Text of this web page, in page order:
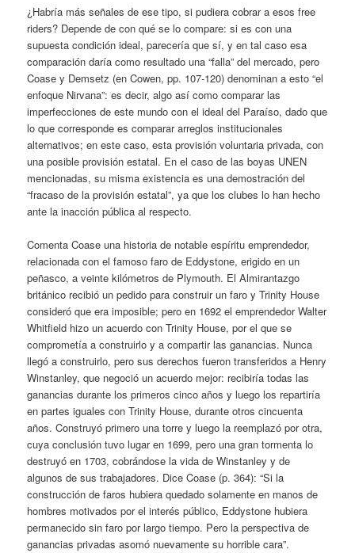
¿Habría más señales de ese tipo, si pudiera cobrar a esos free
riders? Depende de con qué se lo compare: si es con una
supuesta condición ideal, parecería que sí, y en tal caso esa
comparación daría como resultado una “falla” del mercado, pero
Coase y Demsetz (en Cowen, pp. 107-120) denominan a esto “el
enfoque Nirvana”: es decir, algo así como comparar las
imperfecciones de este mundo con el ideal del Paraíso, dado que
lo que corresponde es comparar arreglos institucionales
alternativos; en este caso, esta provisión voluntaria privada, con
una posible provisión estatal. En el caso de las boyas UNEN
mencionadas, su misma existencia es una demostración del
“fracaso de la provisión estatal”, ya que los clubes lo han hecho
ante la inacción pública al respecto.
Comenta Coase una historia de notable espíritu emprendedor,
relacionada con el famoso faro de Eddystone, erigido en un
peñasco, a veinte kilómetros de Plymouth. El Almirantazgo
británico recibió un pedido para construir un faro y Trinity House
consideró que era imposible; pero en 1692 el emprendedor Walter
Whitfield hizo un acuerdo con Trinity House, por el que se
comprometía a construirlo y a compartir las ganancias. Nunca
llegó a construirlo, pero sus derechos fueron transferidos a Henry
Winstanley, que negoció un acuerdo mejor: recibiría todas las
ganancias durante los primeros cinco años y luego los repartiría
en partes iguales con Trinity House, durante otros cincuenta
años. Construyó primero una torre y luego la reemplazó por otra,
cuya conclusión tuvo lugar en 1699, pero una gran tormenta lo
destruyó en 1703, cobrándose la vida de Winstanley y de
algunos de sus trabajadores. Dice Coase (p. 364): “Si la
construcción de faros hubiera quedado solamente en manos de
hombres motivados por el interés público, Eddystone hubiera
permanecido sin faro por largo tiempo. Pero la perspectiva de
ganancias privadas asomó nuevamente su horrible cara”.